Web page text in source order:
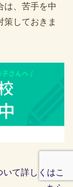
は、苦手を中
策しておきま
て詳しくはこ